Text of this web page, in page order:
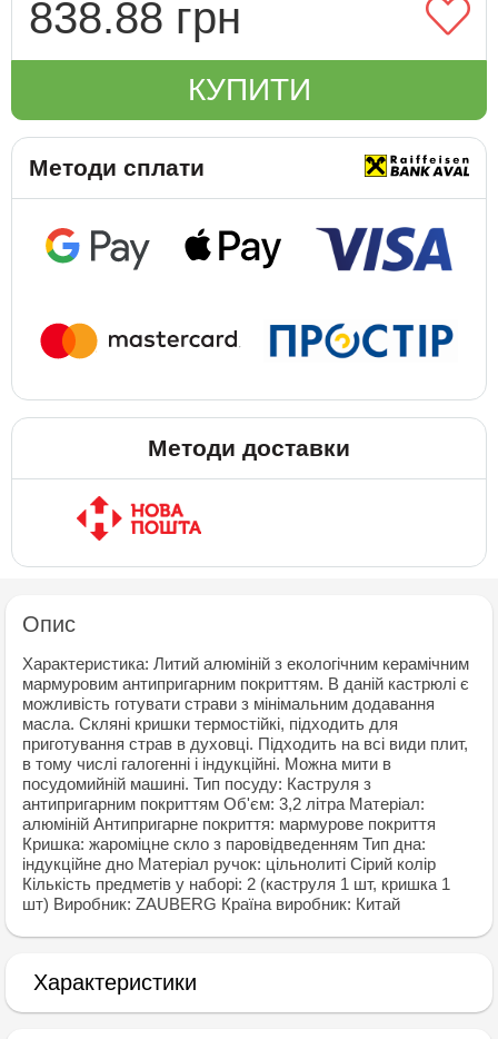
838.88 грн
КУПИТИ
Методи сплати
Методи доставки
Опис
Характеристика: Литий алюміній з екологічним керамічним
мармуровим антипригарним покриттям. В даній кастрюлі є
можливість готувати страви з мінімальним додавання
масла. Скляні кришки термостійкі, підходить для
приготування страв в духовці. Підходить на всі види плит,
в тому числі галогенні і індукційні. Можна мити в
посудомийній машині. Тип посуду: Каструля з
антипригарним покриттям Об'єм: 3,2 літра Матеріал:
алюміній Антипригарне покриття: мармурове покриття
Кришка: жароміцне скло з паровідведенням Тип дна:
індукційне дно Матеріал ручок: цільнолиті Сірий колір
Кількість предметів у наборі: 2 (каструля 1 шт, кришка 1
шт) Виробник: ZAUBERG Країна виробник: Китай
Характеристики